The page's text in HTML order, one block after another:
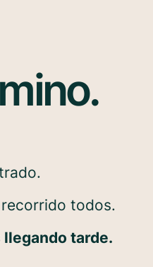
todos.
tarde.